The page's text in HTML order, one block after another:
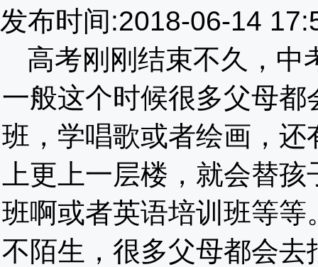
发布时间:2018-06-14
高考刚刚结束不久，中
一般这个时候很多父母
班，学唱歌或者绘画，
上更上一层楼，就会替
班啊或者英语培训班等
不陌生，很多父母都会